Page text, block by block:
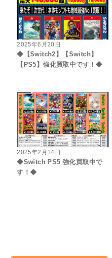
2025年6月20日
◆【Switch2】【Switch】
【PS5】強化買取中です！◆
2025年2月14日
◆Switch PS5 強化買取中で
す！◆